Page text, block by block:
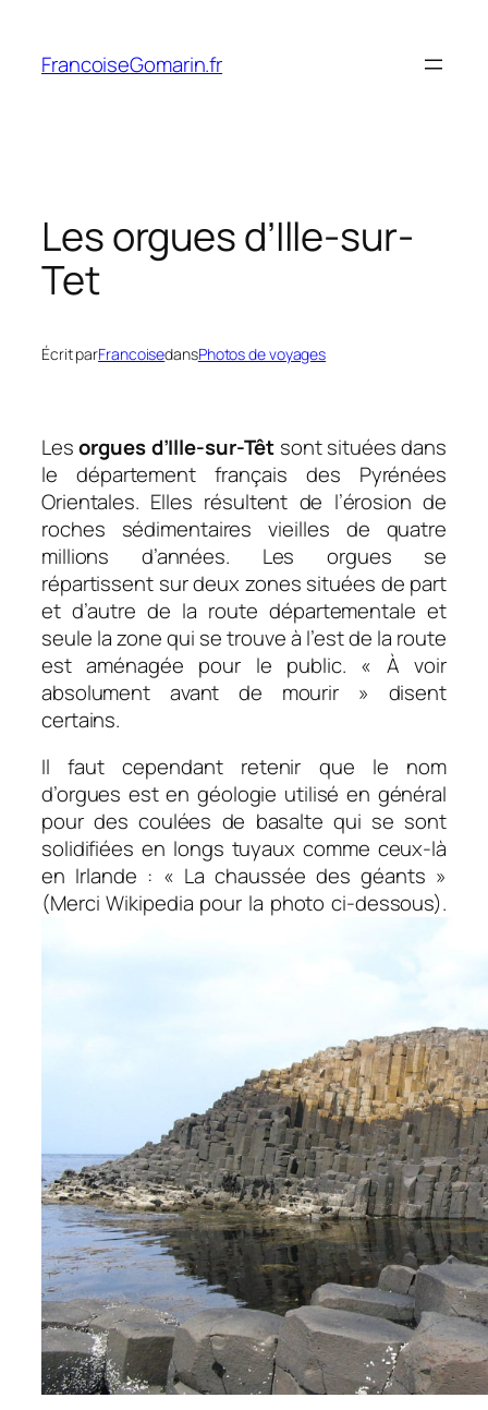
contenu
FrancoiseGomarin.fr
Les orgues d’Ille-sur-
Tet
Écrit parFrancoisedansPhotos de voyages
Lesorgues d’Ille-sur-Têt sont situées dans
le département français des Pyrénées
Orientales. Elles résultent de l’érosion de
roches sédimentaires vieilles de quatre
millions d’années. Les orgues se
répartissent sur deux zones situées de part
et d’autre de la route départementale et
seule la zone qui se trouve à l’est de la route
est aménagée pour le public. « À voir
absolument avant de mourir » disent
certains.
Il faut cependant retenir que le nom
d’orgues est en géologie utilisé en général
pour des coulées de basalte qui se sont
solidifiées en longs tuyaux comme ceux-là
en Irlande : « La chaussée des géants »
(Merci Wikipedia pour la photo ci-dessous).